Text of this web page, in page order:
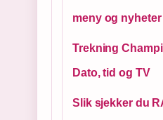
meny og nyheter
Trekning
Dato, tid og TV
Slik sjekker du